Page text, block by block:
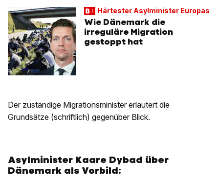
Härtester Asylminister Europas
Wie Dänemark die
irreguläre Migration
gestoppt hat
Der zuständige Migrationsminister erläutert die
Grundsätze (schriftlich) gegenüber Blick.
Asylminister Kaare Dybad über
Dänemark als Vorbild: